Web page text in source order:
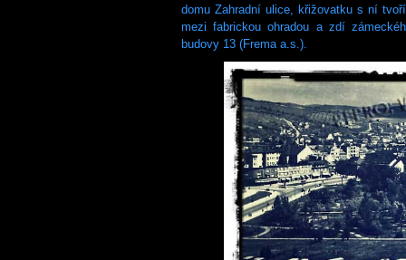
domu Zahradní ulice, křižovatku s ní
mezi fabrickou ohradou a zdí
budovy 13 (Frema a.s.).